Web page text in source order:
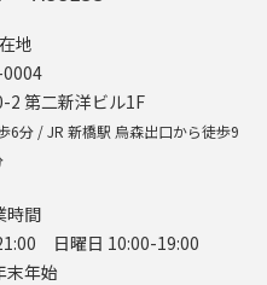
地
2 第二新洋ビル1F
6分 / JR 新橋駅 烏森出口から徒歩9
時間
日曜日 10:00-19:00
末年始